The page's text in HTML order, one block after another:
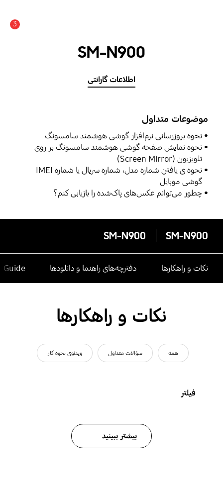
3
SM-N900
اطلاعات گارانتی
موضوعات متداول
نحوه بروزرسانی نرم‌افزار گوشی هوشمند سامسونگ
نحوه نمایش صفحه گوشی هوشمند سامسونگ بر روی
تلویزیون (Screen Mirror)
نحوه ی یافتن شماره مدل، شماره سریال یا شماره IMEI
گوشی موبایل
چطور می‌توانم عکس‌های پاک‌شده را بازیابی کنم؟
SM-N900
SM-N900
نکات و راهکارها دفترچه‌های راهنما و دانلودها
نکات و راهکارها
همه سؤالات متداول ویدئوی نحوه کار
فیلتر
بیشتر ببینید